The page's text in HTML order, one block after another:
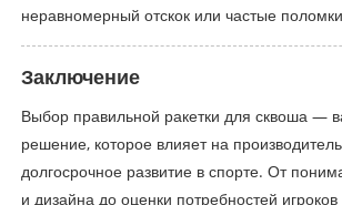
неравномерный отскок или частые
Заключение
Выбор правильной ракетки для сквоша —
решение, которое влияет на
долгосрочное развитие в спорте. От
и дизайна до оценки потребностей